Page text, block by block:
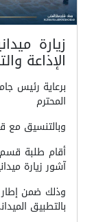
زيارة
الإذاعة
برعاية رئيس
المحترم
وبالتنسيق مع
أقام طلبة قسم
آشور زيارة
وذلك ضمن إطار
بالتطبيق